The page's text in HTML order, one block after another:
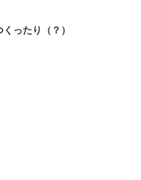
ったり（？）